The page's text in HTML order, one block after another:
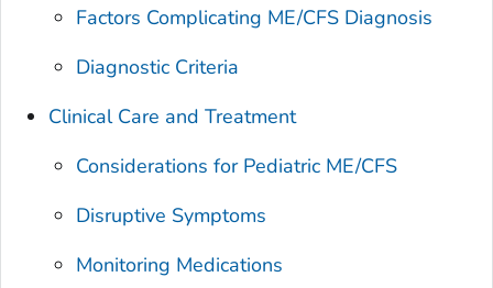
Factors Complicating ME/CFS Diagnosis
Diagnostic Criteria
Clinical Care and Treatment
Considerations for Pediatric ME/CFS
Disruptive Symptoms
Monitoring Medications